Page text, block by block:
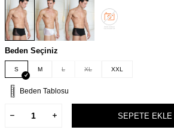
Beden Seçiniz
S M L XL XXL
Beden Tablosu
SEPETE EKLE